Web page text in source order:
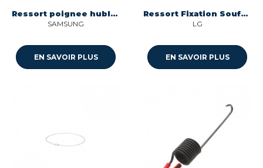
Ressort poignee hublot pour lave-linge Samsung DC61-02027A
SAMSUNG
EN SAVOIR PLUS
Ressort Fixation Soufflet LG
LG
EN SAVOIR PLUS